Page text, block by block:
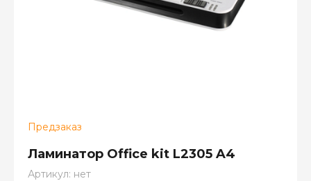
Предзаказ
Ламинатор Office kit L2305 A4
Артикул: нет